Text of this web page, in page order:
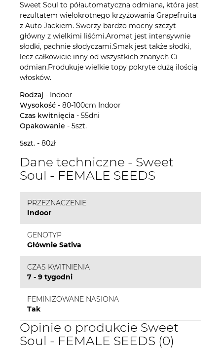
Sweet Soul to półautomatyczna odmiana, która jest
rezultatem wielokrotnego krzyżowania Grapefruita
z Auto Jackiem. Sworzy bardzo mocny szczyt
główny z wielkimi liśćmi.Aromat jest intensywnie
słodki, pachnie słodyczami.Smak jest także słodki,
lecz całkowicie inny od wszystkich znanych Ci
odmian.Produkuje wielkie topy pokryte dużą ilością
włosków.
Rodzaj - Indoor
Wysokość - 80-100cm Indoor
Czas kwitnięcia - 55dni
Opakowanie - 5szt.
5szt. - 80zł
Dane techniczne - Sweet
Soul - FEMALE SEEDS
PRZEZNACZENIE
Indoor
GENOTYP
Głównie Sativa
CZAS KWITNIENIA
7 - 9 tygodni
FEMINIZOWANE NASIONA
Tak
Opinie o produkcie Sweet
Soul - FEMALE SEEDS (0)